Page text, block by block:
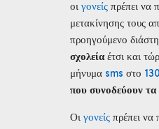
οι γονείς πρέπει να
μετακίνησης τους
προηγούμενο
σχολεία έτσι και
μήνυμα sms στο
που συνοδεύουν τα
Οι γονείς πρέπει να